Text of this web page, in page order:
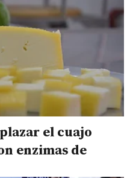
el cuajo
enzimas de